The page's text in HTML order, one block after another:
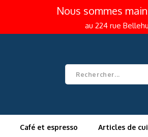
Nous sommes
au 224 rue
Café et espresso Articles de